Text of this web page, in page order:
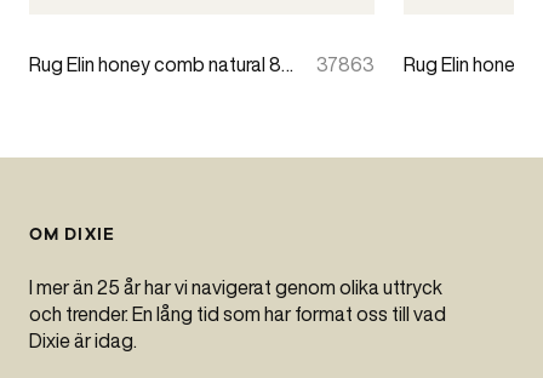
Rug Elin honey comb natural 80x200cm 37863
OM DIXIE
I mer än 25 år har vi navigerat genom olika uttryck
och trender. En lång tid som har format oss till vad
Dixie är idag.